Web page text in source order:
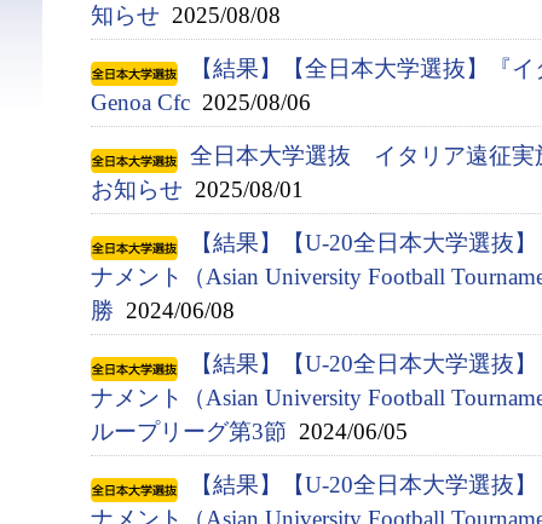
知らせ 2025/08/08
【結果】【全日本大学選抜】『
Genoa Cfc 2025/08/06
全日本大学選抜 イタリア遠征実
お知らせ 2025/08/01
【結果】【U-20全日本大学選抜
ナメント（Asian University Football
勝 2024/06/08
【結果】【U-20全日本大学選抜
ナメント（Asian University Football
ループリーグ第3節 2024/06/05
【結果】【U-20全日本大学選抜
ナメント（Asian University Football